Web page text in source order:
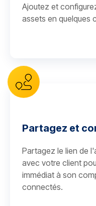
Ajoutez et
assets en quelques
Partagez et
Partagez le lien de
avec votre client
immédiat à son
connectés.